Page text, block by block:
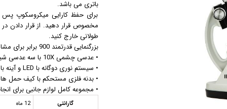
لیفت و جوانسازی صورت
باتری می باشد.
برای حفظ کارایی میکروسکوپ پس
مخصوص قرار دهید. از قرار دادن
طولانی خارج کنید.
بزرگنمایی قدرتمند 900 برابر برای مشاهده دقیق نمونه‌ها
• عدسی چشمی 10X با سه عدسی شیئی 30X، 60X و 90X
• سیستم نوری دوگانه با LED و آینه بازتابنده برای نور طبیعی
• بدنه فلزی مستحکم با کیف حمل
• مجموعه کامل لوازم جانبی برای
گارانتی
12 ماه